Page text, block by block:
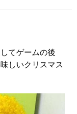
てゲームの後
しいクリスマス